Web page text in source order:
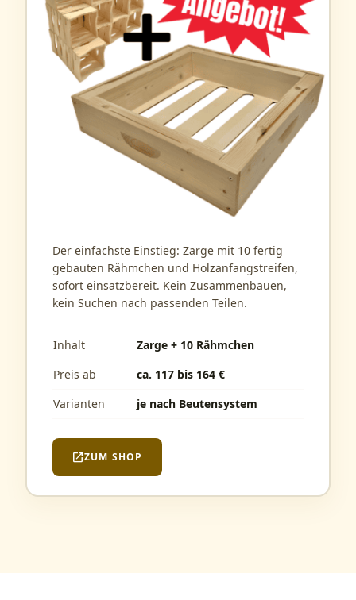
Der einfachste Einstieg: Zarge mit 10 fertig
gebauten Rähmchen und Holzanfangstreifen,
sofort einsatzbereit. Kein Zusammenbauen,
kein Suchen nach passenden Teilen.
Inhalt
Zarge + 10 Rähmchen
Preis ab
ca. 117 bis 164 €
Varianten
je nach Beutensystem
open_in_newZUM SHOP